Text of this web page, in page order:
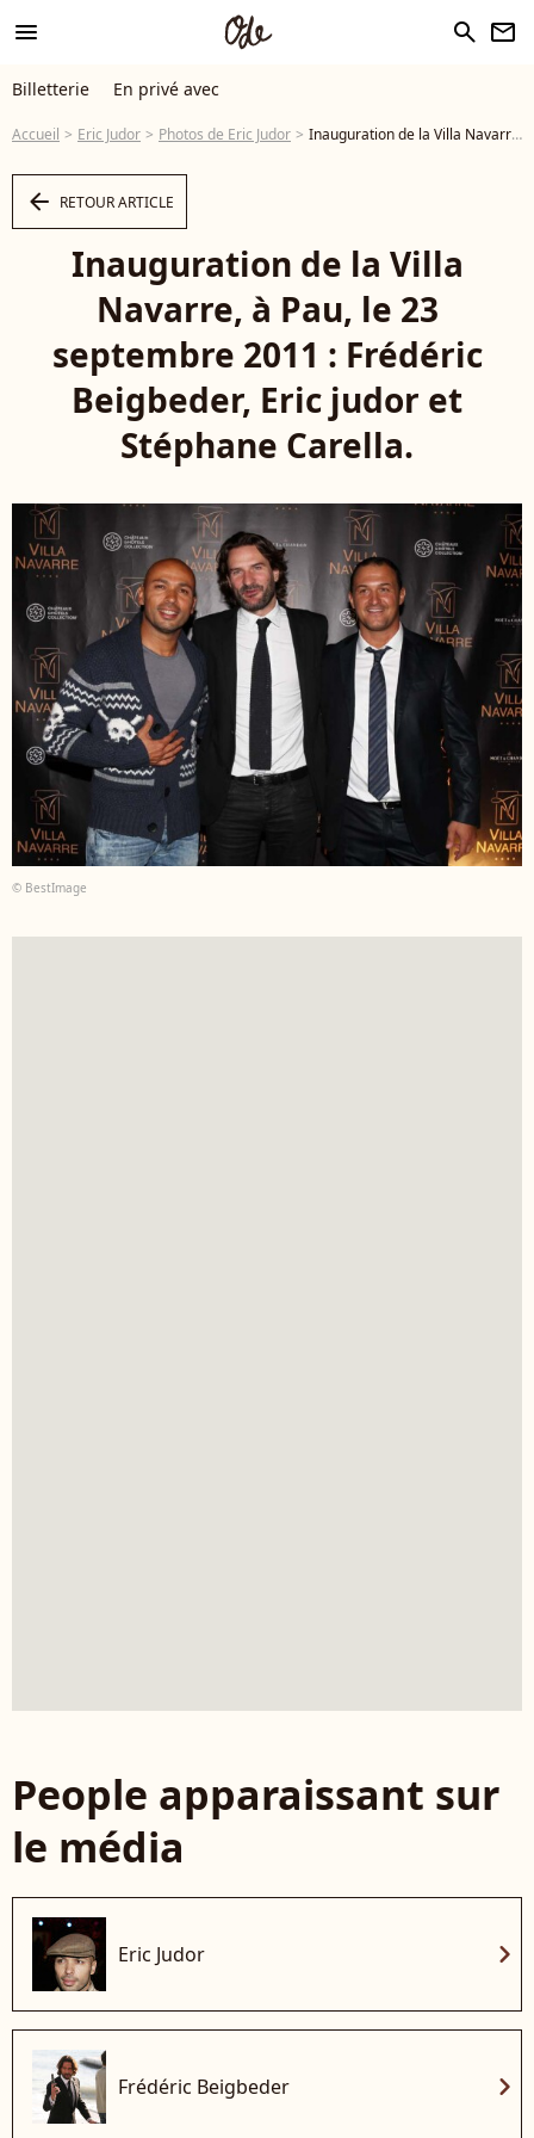
menu search newsletter
Billetterie En privé avec
Accueil Eric Judor Photos de Eric Judor Inauguration de la Villa Navarre, à Pau, le 23 septembre 2011 : Frédéric Beigbeder, Eric judor et Stéphane Carella. - Photo
arrow_left RETOUR ARTICLE
Inauguration de la Villa
Navarre, à Pau, le 23
septembre 2011 : Frédéric
Beigbeder, Eric judor et
Stéphane Carella.
© BestImage
People apparaissant sur
le média
Eric Judor chevron_right
Frédéric Beigbeder chevron_right